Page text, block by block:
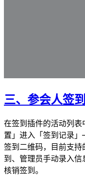
三、参会人签
在签到插件的活动列
置」进入「签到记录
签到二维码，目前支
到、管理员手动录入
核销签到。